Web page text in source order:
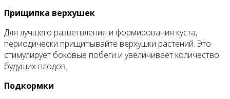
Прищипка верхушек
Для лучшего разветвления и формирования куста,
периодически прищипывайте верхушки растений. Это
стимулирует боковые побеги и увеличивает количество
будущих плодов.
Подкормки